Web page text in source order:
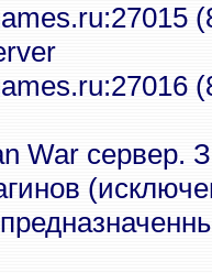
War сервер.